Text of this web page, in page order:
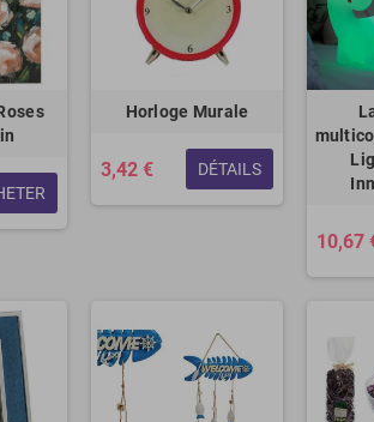
Horloge Murale
3,42 € DÉTAILS
10,67